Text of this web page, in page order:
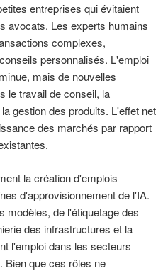
entreprises qui évitaient
avocats. Les experts humains
complexes,
personnalisés. L'emploi
mais de nouvelles
le travail de conseil, la
gestion des produits. L'effet net
des marchés par rapport
la création d'emplois
d'approvisionnement de l'IA.
modèles, de l'étiquetage des
des infrastructures et la
l'emploi dans les secteurs
Bien que ces rôles ne